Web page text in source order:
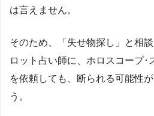
は言えません。
そのため、「失せ物探し」と相
ロット占い師に、ホロスコープ･
を依頼しても、断られる可能性
う。